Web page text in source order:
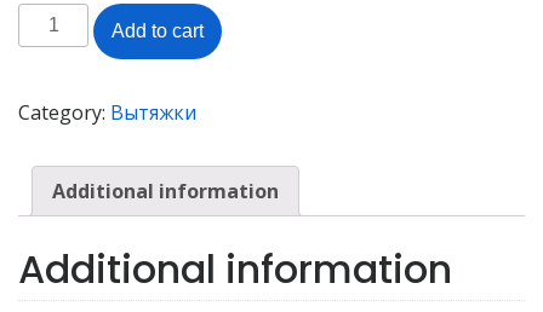
ВЫТЯЖКА
AKIRA
W692YD
quantity
Add to cart
Category: Вытяжки
Additional information
Additional information